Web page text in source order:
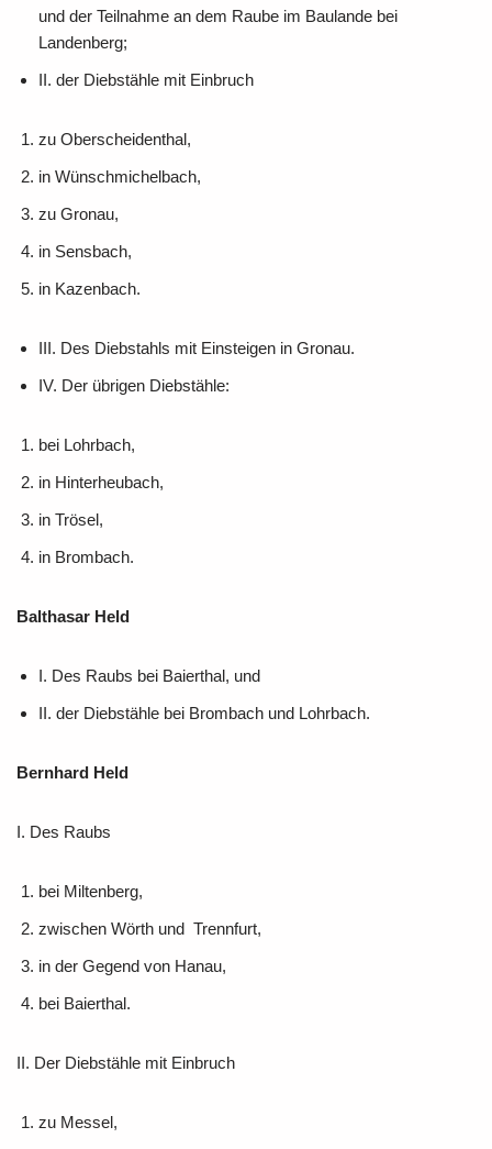
und der Teilnahme an dem Raube im Baulande bei
Landenberg;
II. der Diebstähle mit Einbruch
zu Oberscheidenthal,
in Wünschmichelbach,
zu Gronau,
in Sensbach,
in Kazenbach.
III. Des Diebstahls mit Einsteigen in Gronau.
IV. Der übrigen Diebstähle:
bei Lohrbach,
in Hinterheubach,
in Trösel,
in Brombach.
Balthasar Held
I. Des Raubs bei Baierthal, und
II. der Diebstähle bei Brombach und Lohrbach.
Bernhard Held
I. Des Raubs
bei Miltenberg,
zwischen Wörth und Trennfurt,
in der Gegend von Hanau,
bei Baierthal.
II. Der Diebstähle mit Einbruch
zu Messel,